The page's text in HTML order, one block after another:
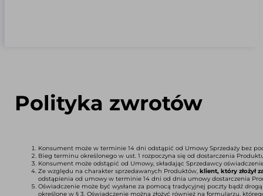
Polityka zwrotów
Konsument może w terminie 14 dni odstąpić od Umowy Sprzedaży bez
Bieg terminu określonego w ust. 1 rozpoczyna się od dostarczenia
Konsument może odstąpić od Umowy, składając Sprzedawcy
Ze względu na charakter sprzedawanych Produktów,klient, który złożył
odstąpienia od umowy w terminie 14 dni od dnia umowy dostarczenia
Oświadczenie może być wysłane za pomocą tradycyjnej poczty bądź
określone w § 3. Oświadczenie można złożyć również na formularzu,